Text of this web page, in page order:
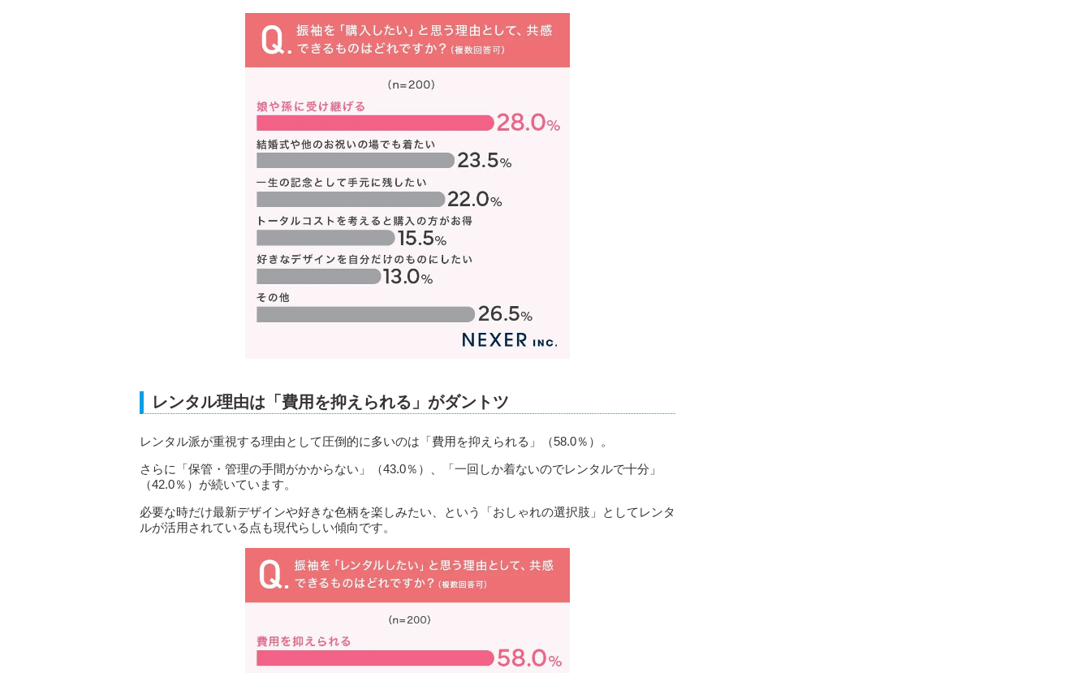
レンタル理由は「費用を抑えられる」がダントツ
レンタル派が重視する理由として圧倒的に多いのは「費用を抑えられる」（58.0％）。
さらに「保管・管理の手間がかからない」（43.0％）、「一回しか着ないのでレンタルで十分」
（42.0％）が続いています。
必要な時だけ最新デザインや好きな色柄を楽しみたい、という「おしゃれの選択肢」としてレンタ
ルが活用されている点も現代らしい傾向です。